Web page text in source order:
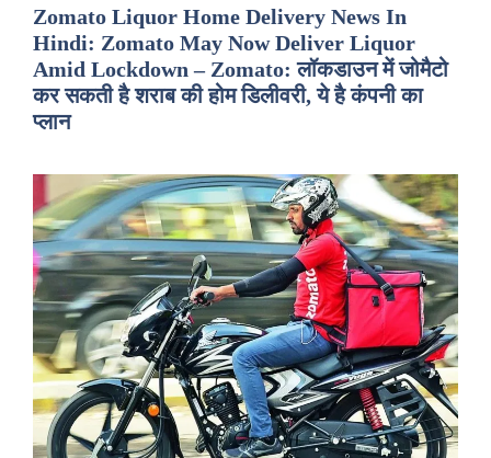
Zomato Liquor Home Delivery News In
Hindi: Zomato May Now Deliver Liquor
Amid Lockdown – Zomato: लॉकडाउन में जोमैटो
कर सकती है शराब की होम डिलीवरी, ये है कंपनी का
प्लान